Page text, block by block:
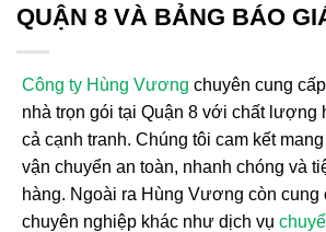
QUẬN 8 VÀ BẢNG BÁO
Công ty Hùng Vương chuyên cung
nhà trọn gói tại Quận 8 với chất lượng
cả cạnh tranh. Chúng tôi cam kết
vận chuyển an toàn, nhanh chóng và
hàng. Ngoài ra Hùng Vương còn cung
chuyên nghiệp khác như dịch vụ